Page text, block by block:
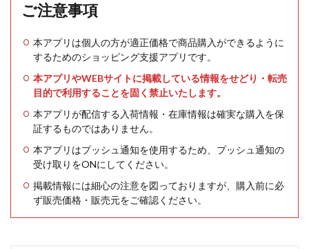
ご注意事項
本アプリは個人の方が適正価格で商品購入ができるように
するためのショッピング支援アプリです。
本アプリやWEBサイトに掲載している情報をせどり・転売
目的で利用することを固く禁止いたします。
本アプリが配信する入荷情報・在庫情報は確実な購入を保
証するものではありません。
本アプリはプッシュ通知を使用するため、プッシュ通知の
受け取りをONにしてください。
掲載情報には細心の注意を図っておりますが、購入前に必
ず販売価格・販売元をご確認ください。